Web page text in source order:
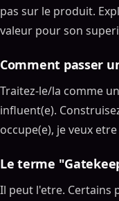
pas sur le produit.
valeur pour son
Comment passer
Traitez-le/la comme
influent(e).
occupe(e), je veux
Le terme
Il peut l'etre. Certains